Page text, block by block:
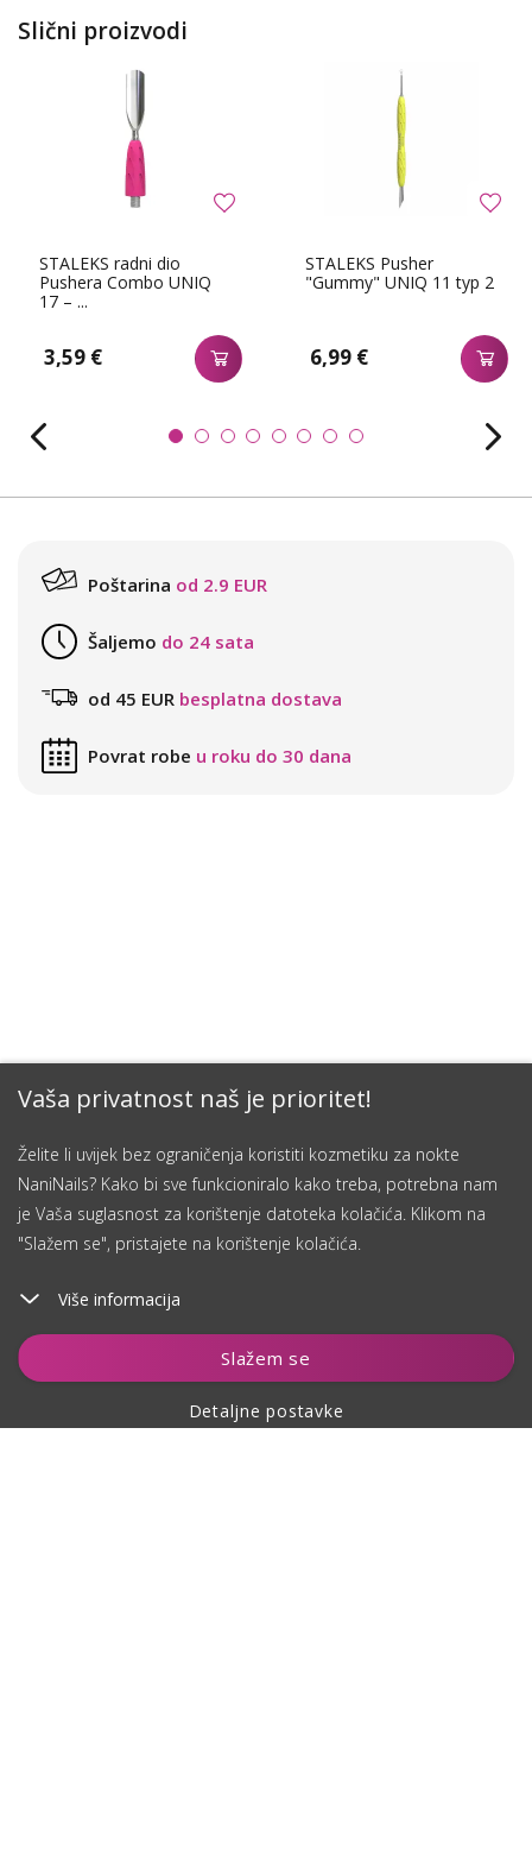
Vaša privatnost naš je prioritet!
Želite li uvijek bez ograničenja koristiti kozmetiku za nokte
NaniNails? Kako bi sve funkcioniralo kako treba, potrebna nam
je Vaša suglasnost za korištenje datoteka kolačića. Klikom na
"Slažem se", pristajete na korištenje kolačića.
Više informacija
Slažem se
Detaljne postavke
Dodaj u košaricu
Slični proizvodi
STALEKS radni dio
Pushera Combo UNIQ
17 – ...
3,59 €
STALEKS Pusher
"Gummy" UNIQ 11 typ 2
6,99 €
Poštarina od 2.9 EUR
Šaljemo do 24 sata
od 45 EUR besplatna dostava
Povrat robe u roku do 30 dana